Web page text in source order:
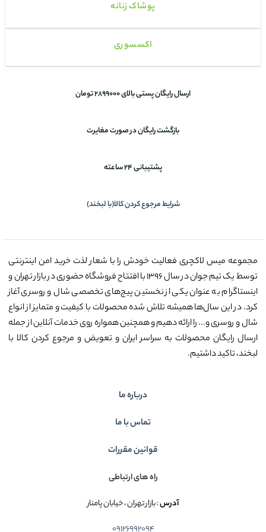
پوشاک زنانه
اکسسوری
ارسال رایگان پستی بالای 2899000 تومان
بازگشت رایگان در صورت مغایرت
پشتیبانی 24 ساعته
شرایط مرجوع کردن کالا(با لبخند)
مجموعه میس لاکچری فعالیت خودش را با شعار لذت خرید امن اینترنتی
توسط یک تیم جوان در سال ۱۳۹۶ با افتتاح فروشگاه حضوری در بازار تهران و
اینستاگرام به عنوان یکی از نخستین پیج‌های تخصصی شال و روسری آغاز
کرد. در این سال‌ها همیشه تلاش شده محصولات با کیفیت و متمایز از انواع
شال و روسری و... را ارائه دهیم و همچنین همواره روی خدمات آنلاین از جمله
ارسال رایگان محصولات به سراسر ایران و تعویض و مرجوع کردن کالا با
لبخند، تاکید داشتیم.
درباره ما
تماس با ما
قوانین مقررات
راه های ارتباطی
آدرس: بازار تهران ، خیابان پامنار